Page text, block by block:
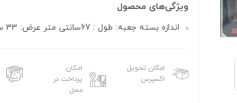
ویژگی‌های محصول
اندازه بسته جعبه: طول : 67سانتی متر عرض: 33 سانتی متر عمق :7سانتی متر
امکان تحویل
اکسپرس
امکان
پرداخت در
محل